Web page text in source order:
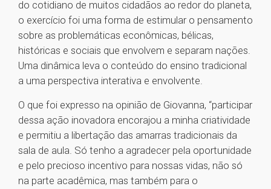
do cotidiano de muitos cidadãos ao redor do planeta,
o exercício foi uma forma de estimular o pensamento
sobre as problemáticas econômicas, bélicas,
históricas e sociais que envolvem e separam nações.
Uma dinâmica leva o conteúdo do ensino tradicional
a uma perspectiva interativa e envolvente.
O que foi expresso na opinião de Giovanna, “participar
dessa ação inovadora encorajou a minha criatividade
e permitiu a libertação das amarras tradicionais da
sala de aula. Só tenho a agradecer pela oportunidade
e pelo precioso incentivo para nossas vidas, não só
na parte acadêmica, mas também para o